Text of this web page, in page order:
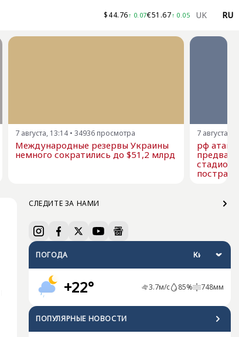
$44.76↑ 0.07€51.67↑ 0.05 UK RU
7 августа, 13:14 • 34936 просмотра
Международные резервы Украины
немного сократились до $51,2 млрд
7 августа,
рф
стадион
СЛЕДИТЕ ЗА НАМИ
ПОГОДА
+22° 3.7м/с 85% 748мм
ПОПУЛЯРНЫЕ НОВОСТИ